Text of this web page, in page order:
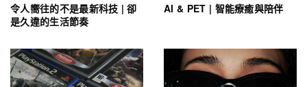
令人嚮往的不是最新科技 | 卻
是久違的生活節奏
AI & PET | 智能療癒與陪伴